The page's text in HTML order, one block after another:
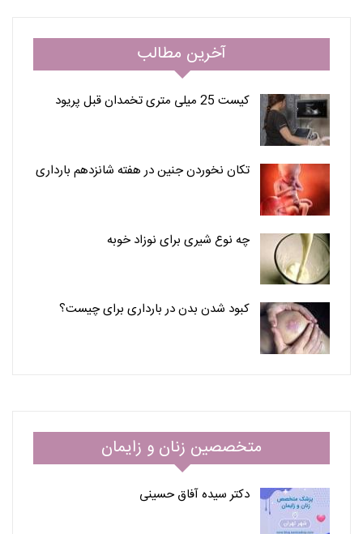
آخرین مطالب
کیست 25 میلی متری تخمدان قبل پریود
تکان نخوردن جنین در هفته شانزدهم بارداری
چه نوع شیری برای نوزاد خوبه
کبود شدن بدن در بارداری برای چیست؟
متخصصین زنان و زایمان
دکتر سیده آفاق حسینی